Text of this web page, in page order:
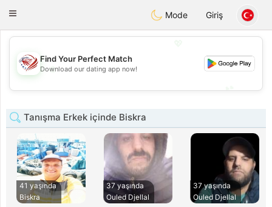
Dating
Toggle
Mode Giriş
💖
💕
Find Your Perfect Match
Download our dating app now!
Tanışma Erkek içinde Biskra
41 yaşında
Biskra
37 yaşında
Ouled Djellal
37 yaşında
Ouled Djellal